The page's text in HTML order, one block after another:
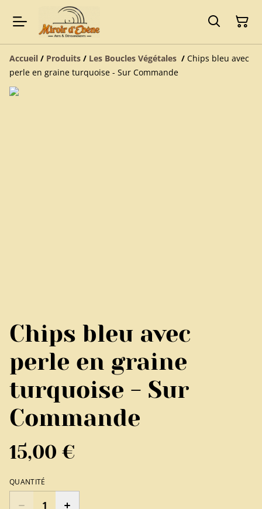
Accueil / Produits / Les Boucles Végétales / Chips bleu avec
perle en graine turquoise - Sur Commande
Chips bleu avec
perle en graine
turquoise - Sur
Commande
15,00 €
QUANTITÉ